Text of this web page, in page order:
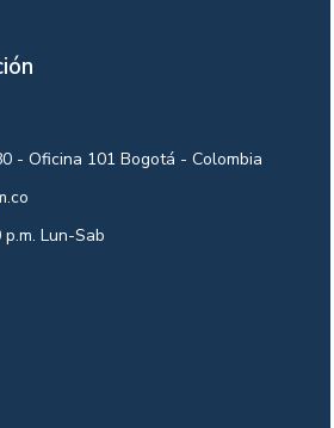
- Oficina 101 Bogotá - Colombia
Lun-Sab